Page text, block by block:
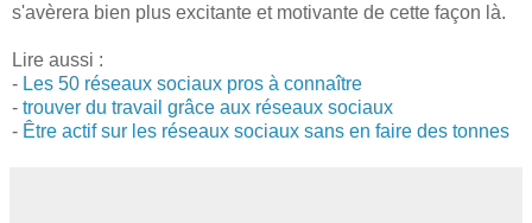
s'avèrera bien plus excitante et motivante de cette façon là.
Lire aussi :
- Les 50 réseaux sociaux pros à connaître
- trouver du travail grâce aux réseaux sociaux
- Être actif sur les réseaux sociaux sans en faire des tonnes